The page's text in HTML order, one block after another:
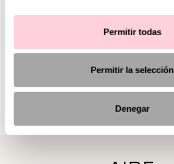
Permitir todas
Permitir la selección
Denegar